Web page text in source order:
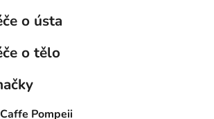
o ústa
o tělo
Caffe Pompeii